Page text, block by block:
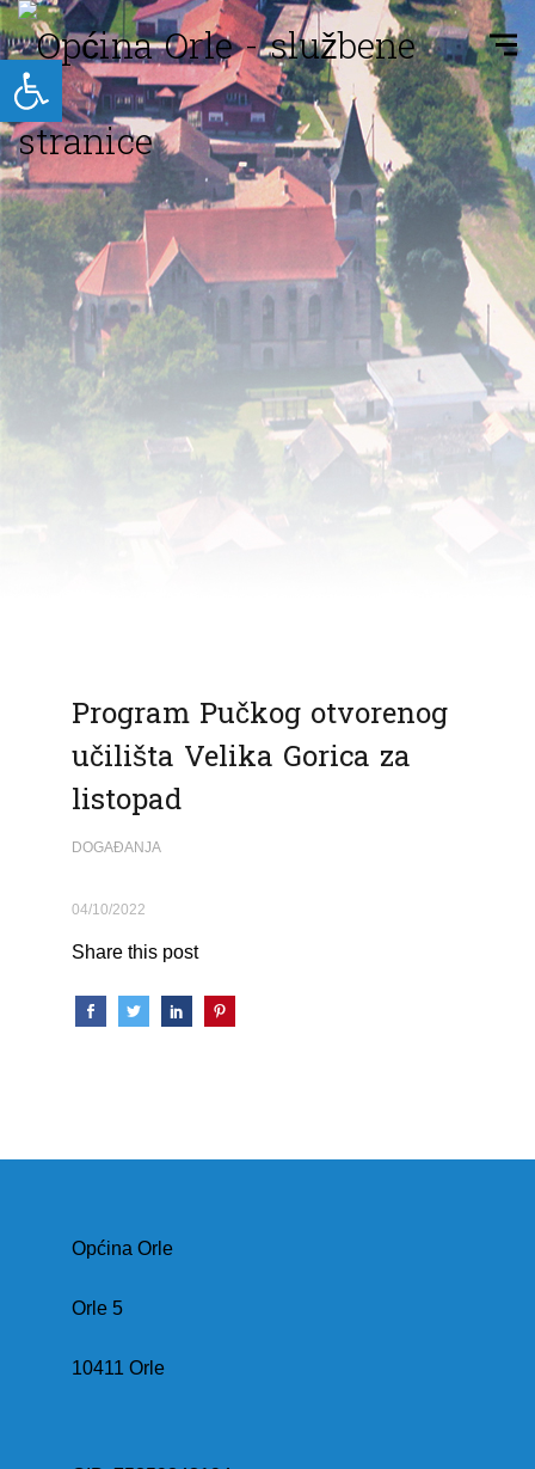
Open toolbar
Program Pučkog otvorenog
učilišta Velika Gorica za
listopad
DOGAĐANJA
04/10/2022
Share this post
Općina Orle
Orle 5
10411 Orle